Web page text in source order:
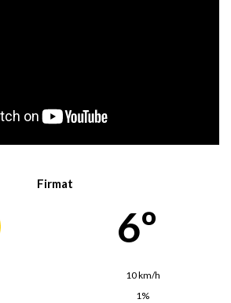
Firmat
6º
10 km/h
1%